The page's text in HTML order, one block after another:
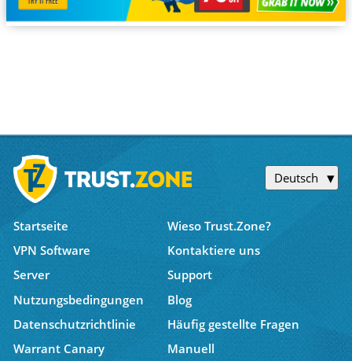
Deutsch
Startseite
Wieso Trust.Zone?
VPN Software
Kontaktiere uns
Server
Support
Nutzungsbedingungen
Blog
Datenschutzrichtlinie
Häufig gestellte Fragen
Warrant Canary
Manuell